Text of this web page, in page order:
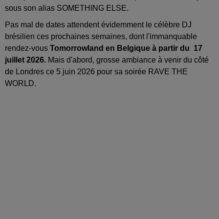
sous son alias SOMETHING ELSE.
Pas mal de dates attendent évidemment le célèbre DJ
brésilien ces prochaines semaines, dont l'immanquable
rendez-vous Tomorrowland en Belgique à partir du 17
juillet 2026. Mais d'abord, grosse ambiance à venir du côté
de Londres ce 5 juin 2026 pour sa soirée RAVE THE
WORLD.